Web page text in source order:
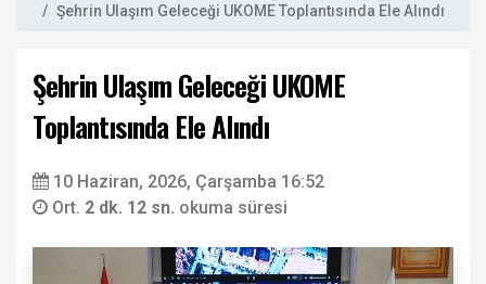
Şehrin Ulaşım Geleceği UKOME Toplantısında Ele Alındı
Şehrin Ulaşım Geleceği UKOME
Toplantısında Ele Alındı
10 Haziran, 2026, Çarşamba 16:52
Ort. 2 dk. 12 sn. okuma süresi